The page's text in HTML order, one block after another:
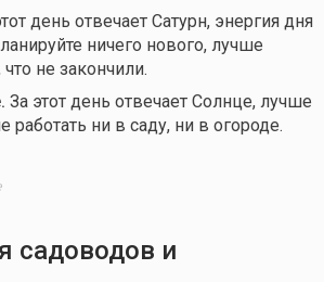
день отвечает Сатурн, энергия дня
ничего нового, лучше
что не закончили.
За этот день отвечает Солнце, лучше
работать ни в саду, ни в огороде.
садоводов и